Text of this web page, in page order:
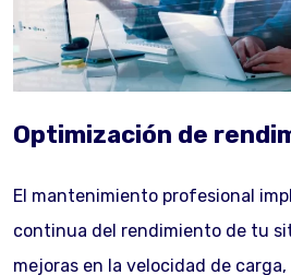
Optimización de
El mantenimiento profesional
continua del rendimiento de tu
mejoras en la velocidad de